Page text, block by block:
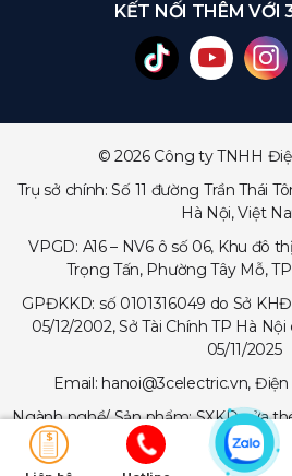
KẾT NỐI THÊM VỚI
© 2026 Công ty TNHH
Trụ sở chính: Số 11 đường Trần Thái
Hà Nội, Việt
VPGD: A16 – NV6 ô số 06, Khu đô
Trọng Tấn, Phường Tây Mỗ,
GPĐKKD: số 0101316049 do Sở
05/12/2002, Sở Tài Chính TP Hà
05/11/2025
Email: hanoi@3celectric.vn,
Ngành nghề/ Sản phẩm: SXKD cửa
trạm viễn thông, tủ điện,